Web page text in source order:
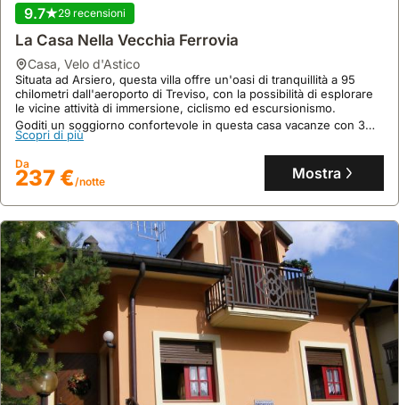
9.2 77 recensioni
Graziosa Bifamiliare Ad Asiago Con Giardino
Privato
casa, Asiago
A 38 chilometri da Lago di Levico, questa casa vacanze a Asiago
offre un rifugio tranquillo con giardino privato.
Questa villa dispone di due camere da letto e due bagni, una
cucina attrezzata e un soggiorno con TV a schermo piatto, ideale
Da
256 €/notte Mostra
9.7 29 recensioni
La Casa Nella Vecchia Ferrovia
casa, Velo d'Astico
Situata ad Arsiero, questa villa offre un'oasi di tranquillità a 95
chilometri dall'aeroporto di Treviso, con la possibilità di esplorare
le vicine attività di immersione, ciclismo ed escursionismo.
Goditi un soggiorno confortevole in questa casa vacanze con 3
camere da letto, dotata di cucina attrezzata, 2 bagni, terrazza
panoramica, giardino e barbecue per momenti indimenticabili
all'aperto.
Scopri di più
Da
237 €/notte Mostra